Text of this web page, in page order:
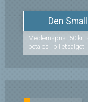
Den
Medlemspris: 50 kr.
betales i billetsalget.
Biffen eller på tlf. 86